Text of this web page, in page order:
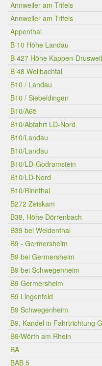
Annweiler am Trifels
Annweiler am Trifels
Appenthal
B 10 Höhe Landau
B 427 Höhe Kappen-
B 48 Wellbachtal
B10 / Landau
B10 / Siebeldingen
B10/A65
B10/Abfahrt LD-Nord
B10/Landau
B10/Landau
B10/LD-Godramstein
B10/LD-Nord
B10/Rinnthal
B272 Zeiskam
B38, Höhe Dörrenbach
B39 bei Weidenthal
B9 - Germersheim
B9 bei Germersheim
B9 bei Schwegenheim
B9 Germersheim
B9 Lingenfeld
B9 Schwegenheim
B9, Kandel in Fahrtrichtung
B9/Wörth am Rhein
BA
BAB 5